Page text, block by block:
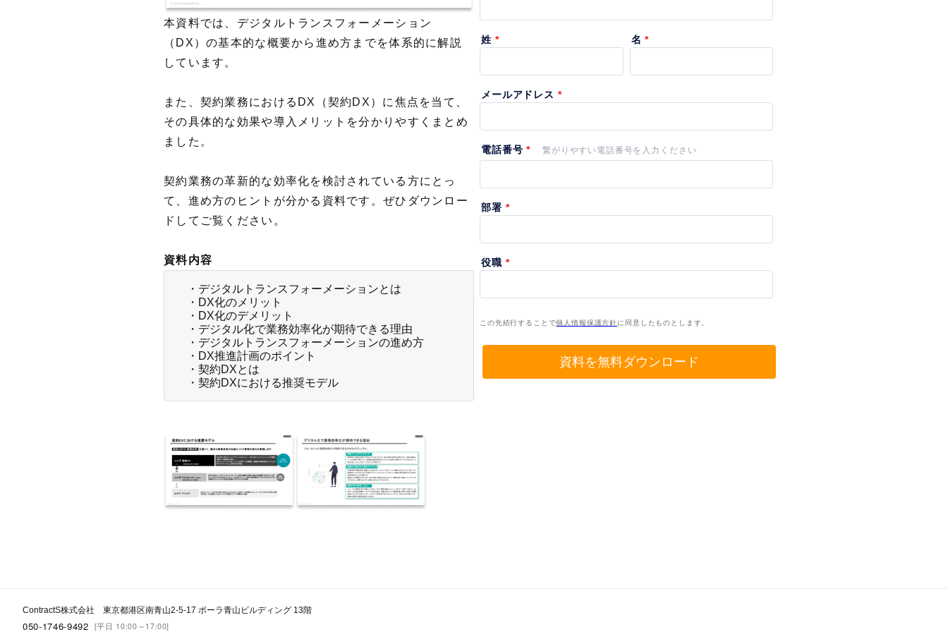
本資料では、デジタルトランスフォーメーション
（DX）の基本的な概要から進め方までを体系的に解説
しています。
また、契約業務におけるDX（契約DX）に焦点を当て、
その具体的な効果や導入メリットを分かりやすくまとめ
ました。
契約業務の革新的な効率化を検討されている方にとっ
て、進め方のヒントが分かる資料です。ぜひダウンロー
ドしてご覧ください。
資料内容
・デジタルトランスフォーメーションとは
・DX化のメリット
・DX化のデメリット
・デジタル化で業務効率化が期待できる理由
・デジタルトランスフォーメーションの進め方
・DX推進計画のポイント
・契約DXとは
・契約DXにおける推奨モデル
ContractS株式会社 東京都港区南青山2-5-17 ポーラ青山ビルディング 13階
050-1746-9492 [平日 10:00～17:00]